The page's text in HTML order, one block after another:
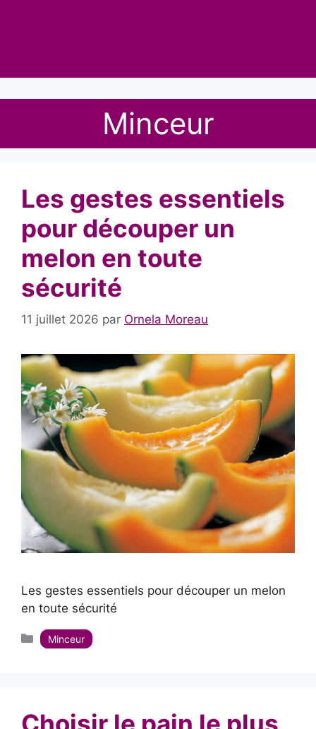
Minceur
Les gestes essentiels
pour découper un
melon en toute
sécurité
11 juillet 2026 par Ornela Moreau
Les gestes essentiels pour découper un melon
en toute sécurité
Catégories
Minceur